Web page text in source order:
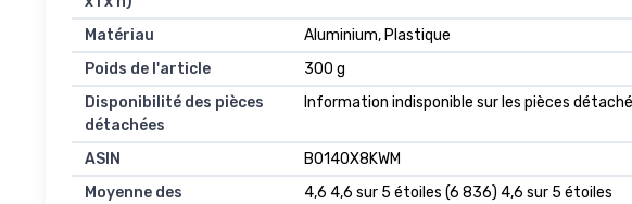
Matériau
‎Aluminium, Plastique
Poids de l'article
‎300 g
Disponibilité des pièces
détachées
‎Information indisponible sur les pièces
ASIN
B0140X8KWM
Moyenne des
4,6 4,6 sur 5 étoiles (6 836) 4,6 sur 5 étoiles